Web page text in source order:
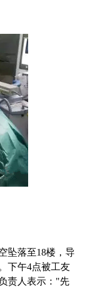
坠落至18楼，导
下午4点被工友
责人表示："先